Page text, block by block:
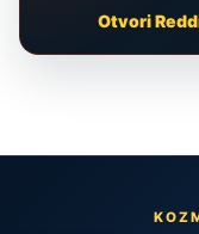
Otvori